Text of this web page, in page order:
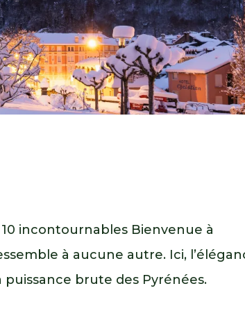
incontournables Bienvenue à
à aucune autre. Ici,
brute des Pyrénées.